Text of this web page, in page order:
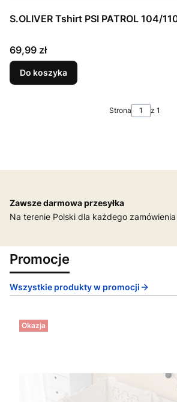
S.OLIVER Tshirt PSI PATROL 104/
Cena
69,99 zł
Do koszyka
Strona z 1
Zawsze darmowa przesyłka
Na terenie Polski dla każdego
Promocje
Wszystkie produkty w promocji
Okazja